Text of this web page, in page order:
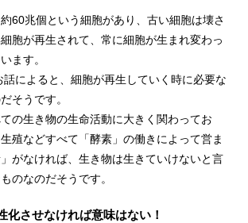
60兆個という細胞があり、古い細胞は壊さ
胞が再生されて、常に細胞が生まれ変わっ
ます。
話によると、細胞が再生していく時に必要な
そうです。
ての生き物の生命活動に大きく関わってお
殖などすべて「酵素」の働きによって営ま
がなければ、生き物は生きていけないと言
のなのだそうです。
化させなければ意味はない！